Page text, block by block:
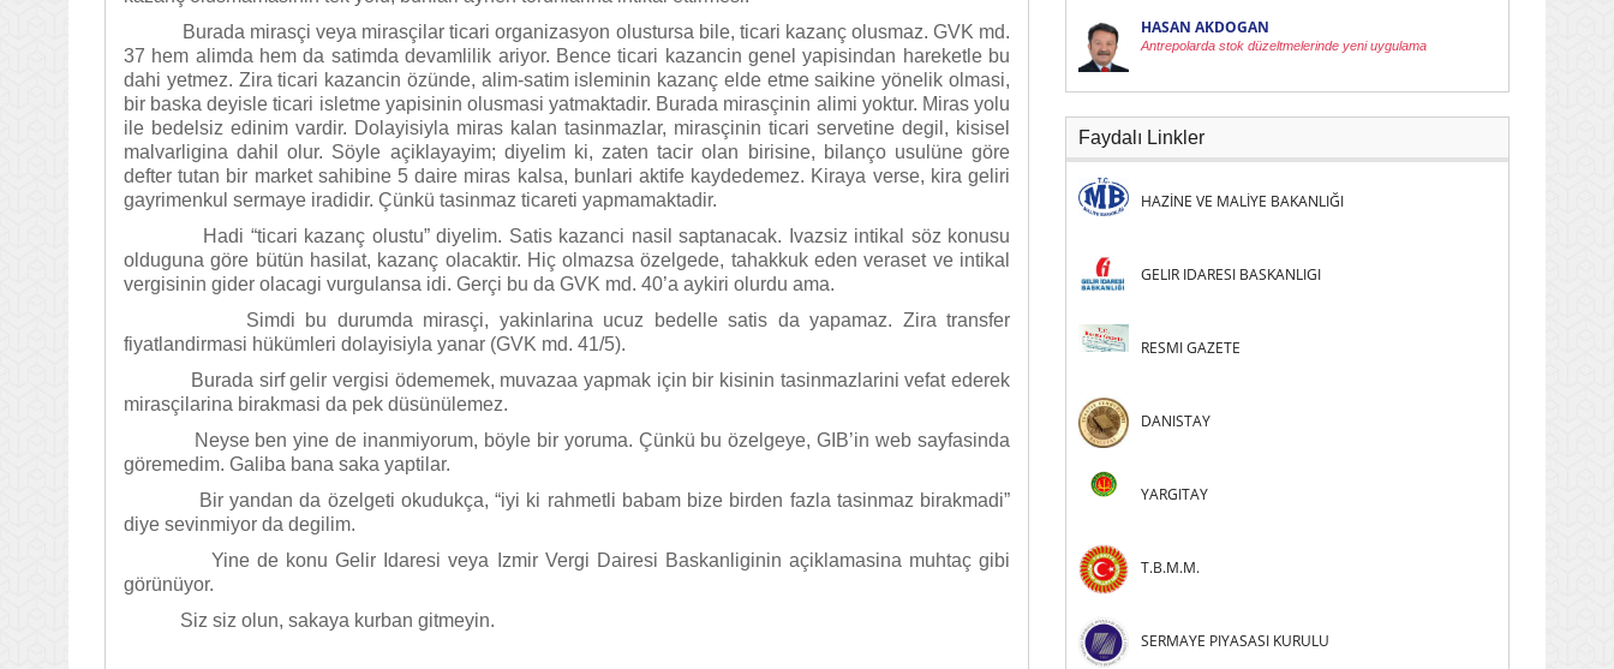
Burada mirasçi veya mirasçilar ticari organizasyon olustursa bile, ticari kazanç olusmaz. GVK md.
37 hem alimda hem da satimda devamlilik ariyor. Bence ticari kazancin genel yapisindan hareketle bu
dahi yetmez. Zira ticari kazancin özünde, alim-satim isleminin kazanç elde etme saikine yönelik olmasi,
bir baska deyisle ticari isletme yapisinin olusmasi yatmaktadir. Burada mirasçinin alimi yoktur. Miras yolu
ile bedelsiz edinim vardir. Dolayisiyla miras kalan tasinmazlar, mirasçinin ticari servetine degil, kisisel
malvarligina dahil olur. Söyle açiklayayim; diyelim ki, zaten tacir olan birisine, bilanço usulüne göre
defter tutan bir market sahibine 5 daire miras kalsa, bunlari aktife kaydedemez. Kiraya verse, kira geliri
gayrimenkul sermaye iradidir. Çünkü tasinmaz ticareti yapmamaktadir.
Hadi “ticari kazanç olustu” diyelim. Satis kazanci nasil saptanacak. Ivazsiz intikal söz konusu
olduguna göre bütün hasilat, kazanç olacaktir. Hiç olmazsa özelgede, tahakkuk eden veraset ve intikal
vergisinin gider olacagi vurgulansa idi. Gerçi bu da GVK md. 40’a aykiri olurdu ama.
Simdi bu durumda mirasçi, yakinlarina ucuz bedelle satis da yapamaz. Zira transfer
fiyatlandirmasi hükümleri dolayisiyla yanar (GVK md. 41/5).
Burada sirf gelir vergisi ödememek, muvazaa yapmak için bir kisinin tasinmazlarini vefat ederek
mirasçilarina birakmasi da pek düsünülemez.
Neyse ben yine de inanmiyorum, böyle bir yoruma. Çünkü bu özelgeye, GIB’in web sayfasinda
göremedim. Galiba bana saka yaptilar.
Bir yandan da özelgeti okudukça, “iyi ki rahmetli babam bize birden fazla tasinmaz birakmadi”
diye sevinmiyor da degilim.
Yine de konu Gelir Idaresi veya Izmir Vergi Dairesi Baskanliginin açiklamasina muhtaç gibi
görünüyor.
Siz siz olun, sakaya kurban gitmeyin.
HASAN AKDOGAN
Antrepolarda stok düzeltmelerinde yeni uygulama
Faydalı Linkler
HAZİNE VE MALİYE BAKANLIĞI
GELIR IDARESI BASKANLIGI
RESMI GAZETE
DANISTAY
YARGITAY
T.B.M.M.
SERMAYE PIYASASI KURULU